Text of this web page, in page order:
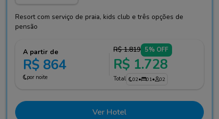
Resort com serviço de praia, kids club e três opções de
pensão
A partir de
R$ 864
por noite
R$ 1.819 5% OFF
R$ 1.728
Total 02• 01• 02
Ver Hotel